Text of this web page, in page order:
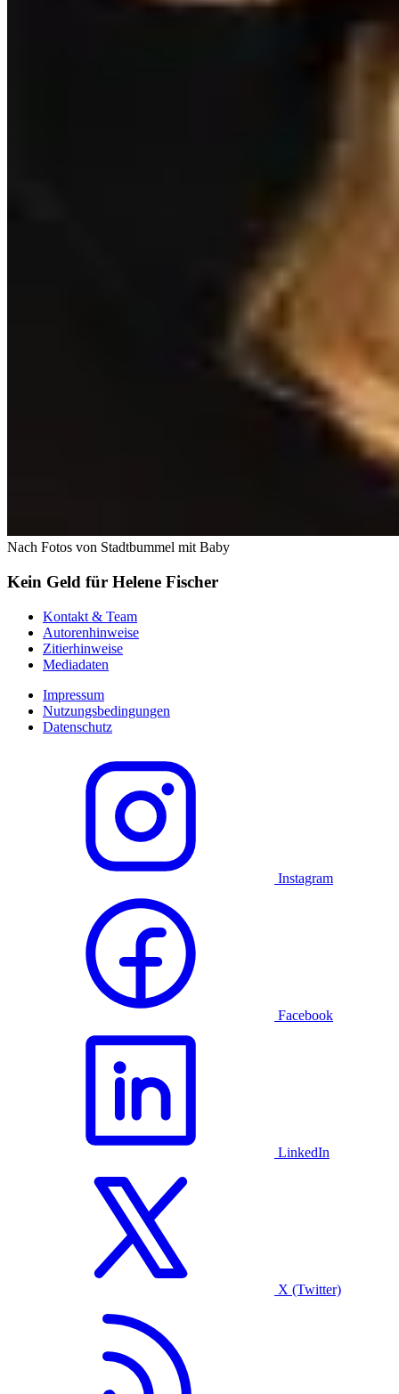
Nach Fotos von Stadtbummel mit Baby
Kein Geld für Helene Fischer
Kontakt & Team
Autorenhinweise
Zitierhinweise
Mediadaten
Impressum
Nutzungsbedingungen
Datenschutz
Instagram
Facebook
LinkedIn
X (Twitter)